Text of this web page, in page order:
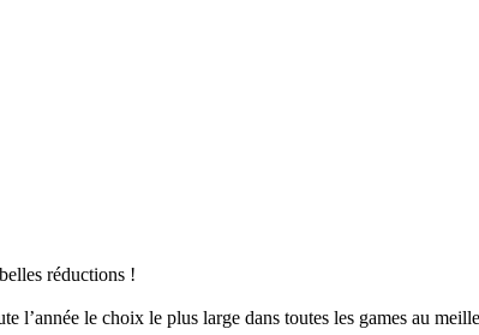
réductions !
l’année le choix le plus large dans toutes les games au